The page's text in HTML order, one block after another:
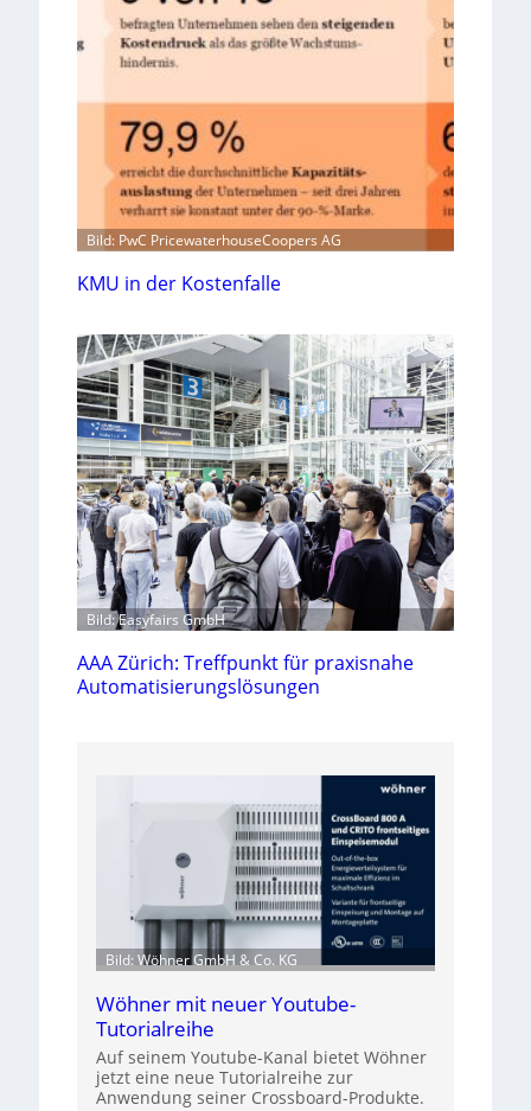
Bild: PwC PricewaterhouseCoopers AG
KMU in der Kostenfalle
Bild: Easyfairs GmbH
AAA Zürich: Treffpunkt für praxisnahe
Automatisierungslösungen
Bild: Wöhner GmbH & Co. KG
Wöhner mit neuer Youtube-
Tutorialreihe
Auf seinem Youtube-Kanal bietet Wöhner
jetzt eine neue Tutorialreihe zur
Anwendung seiner Crossboard-Produkte.